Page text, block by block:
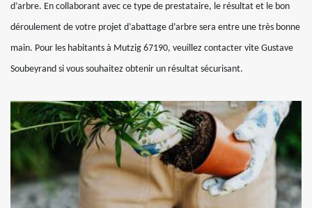
d’arbre. En collaborant avec ce type de prestataire, le résultat et le bon
déroulement de votre projet d’abattage d’arbre sera entre une très bonne
main. Pour les habitants à Mutzig 67190, veuillez contacter vite Gustave
Soubeyrand si vous souhaitez obtenir un résultat sécurisant.